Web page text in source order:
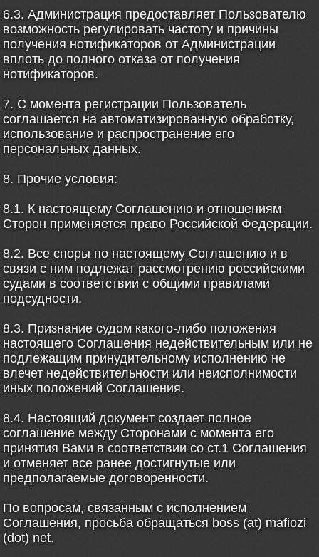
6.3. Администрация предоставляет Пользователю
возможность регулировать частоту и причины
получения нотификаторов от Администрации
вплоть до полного отказа от получения
нотификаторов.
7. С момента регистрации Пользователь
соглашается на автоматизированную обработку,
использование и распространение его
персональных данных.
8. Прочие условия:
8.1. К настоящему Соглашению и отношениям
Сторон применяется право Российской Федерации.
8.2. Все споры по настоящему Соглашению и в
связи с ним подлежат рассмотрению российскими
судами в соответствии с общими правилами
подсудности.
8.3. Признание судом какого-либо положения
настоящего Соглашения недействительным или не
подлежащим принудительному исполнению не
влечет недействительности или неисполнимости
иных положений Соглашения.
8.4. Настоящий документ создает полное
соглашение между Сторонами с момента его
принятия Вами в соответствии со ст.1 Соглашения
и отменяет все ранее достигнутые или
предполагаемые договоренности.
По вопросам, связанным с исполнением
Соглашения, просьба обращаться boss (at) mafiozi
(dot) net.